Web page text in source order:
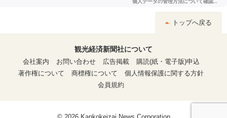
トップへ戻る
観光経済新聞社について
会社案内
お問い合わせ 広告掲載
購読(紙・電子版)申込
著作権について
商標権について
個人情報保護に関する方針
会員規約